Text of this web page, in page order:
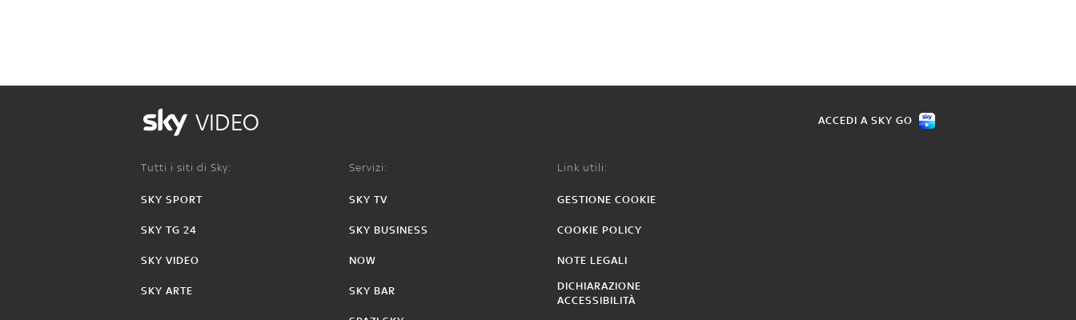
VIDEO ACCEDI A SKY GO
Tutti i siti di Sky:
SKY SPORT
SKY TG 24
SKY VIDEO
SKY ARTE
Servizi:
SKY TV
SKY BUSINESS
NOW
SKY BAR
Link utili:
GESTIONE COOKIE
COOKIE POLICY
NOTE LEGALI
DICHIARAZIONE
ACCESSIBILITÀ